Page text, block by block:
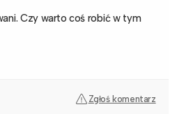
Czy warto coś robić w tym
Zgłoś komentarz